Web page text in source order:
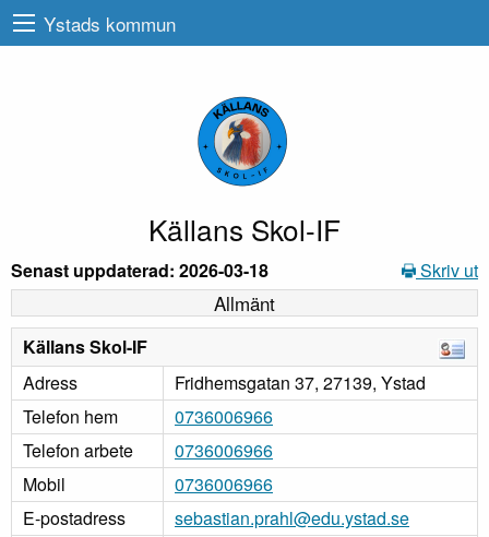
Ystads kommun
Källans Skol-IF
Senast uppdaterad: 2026-03-18 Skriv ut
Allmänt
Källans Skol-IF
Adress
Fridhemsgatan 37, 27139, Ystad
Telefon hem
0736006966
Telefon arbete
0736006966
Mobil
0736006966
E-postadress
sebastian.prahl@edu.ystad.se